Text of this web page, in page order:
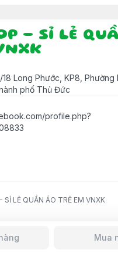
Mua
- SỈ LẺ
Long Phước, KP8, Phường
phố Thủ Đức
profile.php?
SỈ LẺ QUẦN ÁO TRẺ EM VNXK